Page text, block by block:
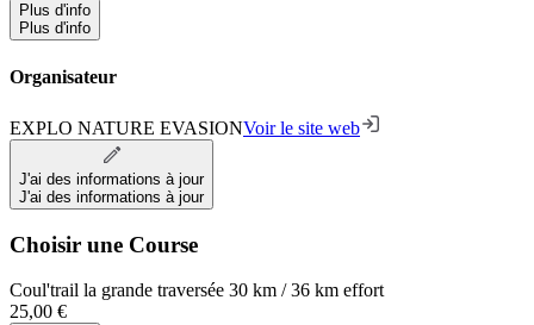
Plus d'info
Plus d'info
Organisateur
EXPLO NATURE EVASIONVoir le site web
J'ai des informations à jour
J'ai des informations à jour
Choisir une Course
Coul'trail la grande traversée 30 km / 36 km effort
25,00 €